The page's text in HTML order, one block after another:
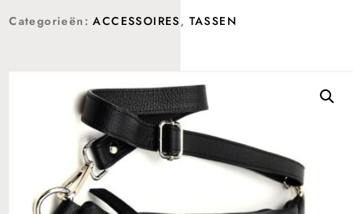
Categorieën:ACCESSOIRES, TASSEN